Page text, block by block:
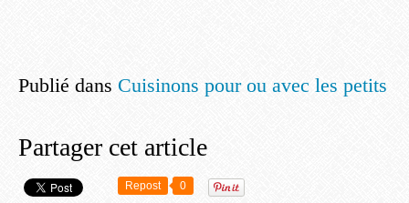
Publié dans Cuisinons pour ou avec les petits
Partager cet article
Repost 0